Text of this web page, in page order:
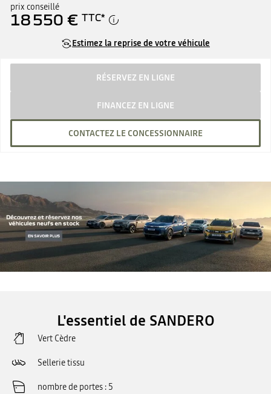
prix conseillé
18 550 € TTC*
Estimez la reprise de votre véhicule
RÉSERVEZ EN LIGNE
FINANCEZ EN LIGNE
CONTACTEZ LE CONCESSIONNAIRE
L'essentiel de SANDERO
Vert Cèdre
Sellerie tissu
nombre de portes 5